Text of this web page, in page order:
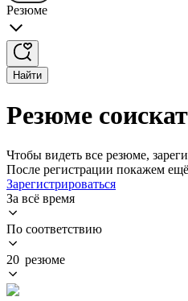
Резюме
Найти
Резюме
Чтобы видеть все резюме,
После регистрации покажем
Зарегистрироваться
За всё время
По соответствию
20 резюме